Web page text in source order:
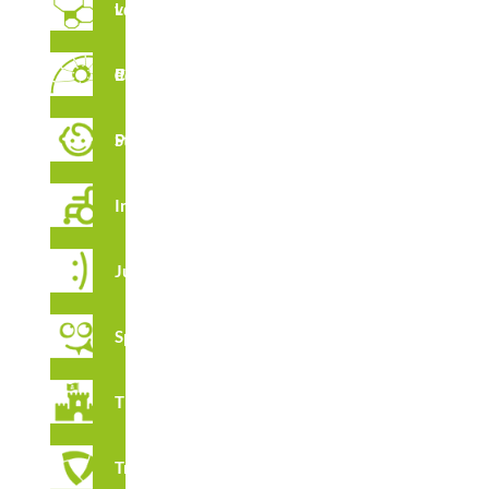
Labyrinthes verticaux
Parcour de Cordes
Stimulation Précoce
Integration
Juga
Spooky
Thématique
Tribox